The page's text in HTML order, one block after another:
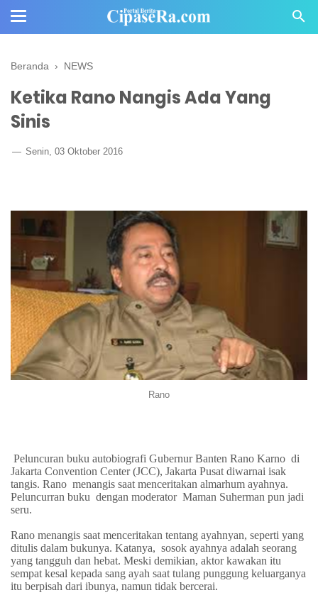
Beranda › NEWS
Ketika Rano Nangis Ada Yang
Sinis
Senin, 03 Oktober 2016
Rano
Peluncuran buku autobiografi Gubernur Banten Rano Karno di
Jakarta Convention Center (JCC), Jakarta Pusat diwarnai isak
tangis. Rano menangis saat menceritakan almarhum ayahnya.
Peluncurran buku dengan moderator Maman Suherman pun jadi
seru.
Rano menangis saat menceritakan tentang ayahnyan, seperti yang
ditulis dalam bukunya. Katanya, sosok ayahnya adalah seorang
yang tangguh dan hebat. Meski demikian, aktor kawakan itu
sempat kesal kepada sang ayah saat tulang punggung keluarganya
itu berpisah dari ibunya, namun tidak bercerai.